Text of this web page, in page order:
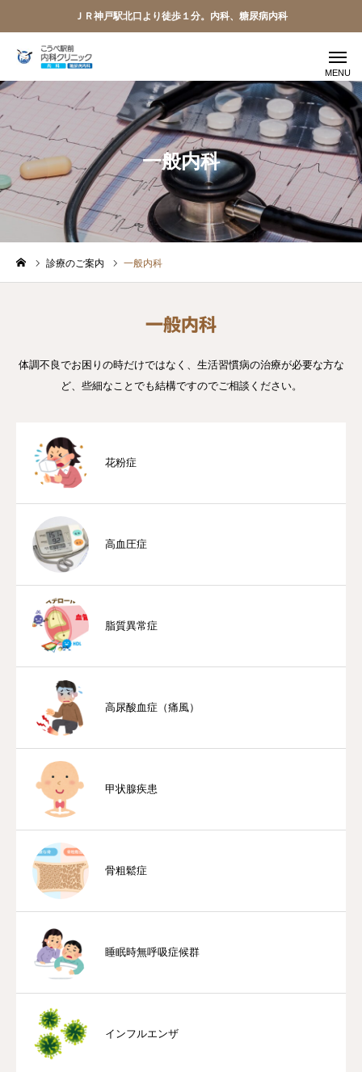
ＪＲ神戸駅北口より徒歩１分。内科、糖尿病内科
一般内科
診療のご案内 一般内科
一般内科
体調不良でお困りの時だけではなく、生活習慣病の治療が必要な方な
ど、些細なことでも結構ですのでご相談ください。
花粉症
高血圧症
脂質異常症
高尿酸血症（痛風）
甲状腺疾患
骨粗鬆症
睡眠時無呼吸症候群
インフルエンザ
WEB 予約
アクセス 電話予約
LINE 求人募集
受診のご案内
当院のご紹介
予防接種・健診
発熱外来
WEB 予約